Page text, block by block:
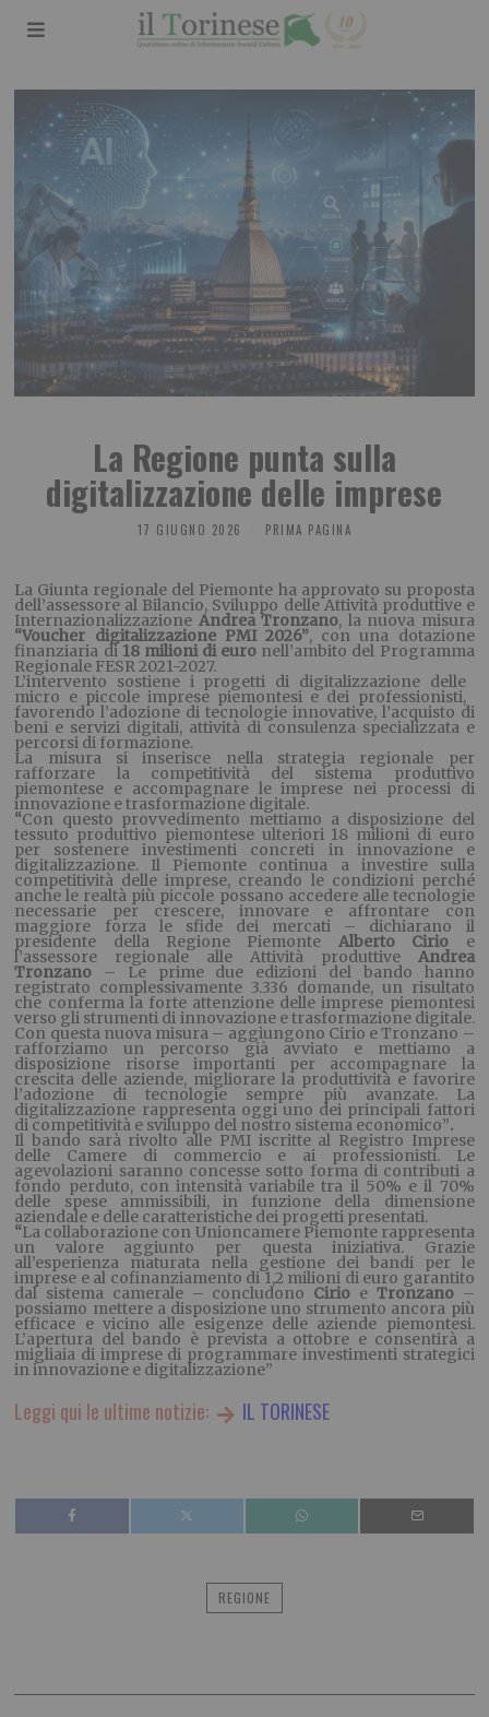
La Regione punta sulla
digitalizzazione delle imprese
17 GIUGNO 2026 PRIMA PAGINA
La Giunta regionale del Piemonte ha approvato su proposta
dell’assessore al Bilancio, Sviluppo delle Attività produttive e
Internazionalizzazione Andrea Tronzano, la nuova misura
“Voucher digitalizzazione PMI 2026”, con una dotazione
finanziaria di 18 milioni di euro nell’ambito del Programma
Regionale FESR 2021-2027.
L’intervento sostiene i progetti di digitalizzazione delle
micro e piccole imprese piemontesi e dei professionisti,
favorendo l’adozione di tecnologie innovative, l’acquisto di
beni e servizi digitali, attività di consulenza specializzata e
percorsi di formazione.
La misura si inserisce nella strategia regionale per
rafforzare la competitività del sistema produttivo
piemontese e accompagnare le imprese nei processi di
innovazione e trasformazione digitale.
“Con questo provvedimento mettiamo a disposizione del
tessuto produttivo piemontese ulteriori 18 milioni di euro
per sostenere investimenti concreti in innovazione e
digitalizzazione. Il Piemonte continua a investire sulla
competitività delle imprese, creando le condizioni perché
anche le realtà più piccole possano accedere alle tecnologie
necessarie per crescere, innovare e affrontare con
maggiore forza le sfide dei mercati – dichiarano il
presidente della Regione Piemonte Alberto Cirio e
l’assessore regionale alle Attività produttive Andrea
Tronzano – Le prime due edizioni del bando hanno
registrato complessivamente 3.336 domande, un risultato
che conferma la forte attenzione delle imprese piemontesi
verso gli strumenti di innovazione e trasformazione digitale.
Con questa nuova misura – aggiungono Cirio e Tronzano –
rafforziamo un percorso già avviato e mettiamo a
disposizione risorse importanti per accompagnare la
crescita delle aziende, migliorare la produttività e favorire
l’adozione di tecnologie sempre più avanzate. La
digitalizzazione rappresenta oggi uno dei principali fattori
di competitività e sviluppo del nostro sistema economico”.
Il bando sarà rivolto alle PMI iscritte al Registro Imprese
delle Camere di commercio e ai professionisti. Le
agevolazioni saranno concesse sotto forma di contributi a
fondo perduto, con intensità variabile tra il 50% e il 70%
delle spese ammissibili, in funzione della dimensione
aziendale e delle caratteristiche dei progetti presentati.
“La collaborazione con Unioncamere Piemonte rappresenta
un valore aggiunto per questa iniziativa. Grazie
all’esperienza maturata nella gestione dei bandi per le
imprese e al cofinanziamento di 1,2 milioni di euro garantito
dal sistema camerale – concludono Cirio e Tronzano–
possiamo mettere a disposizione uno strumento ancora più
efficace e vicino alle esigenze delle aziende piemontesi.
L’apertura del bando è prevista a ottobre e consentirà a
migliaia di imprese di programmare investimenti strategici
in innovazione e digitalizzazione”
Leggi qui le ultime notizie: IL TORINESE
REGIONE